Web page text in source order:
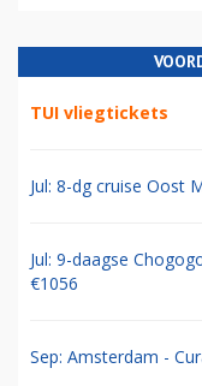
TUI vliegtickets
Jul: 8-dg cruise Oost
Jul: 9-daagse
€1056
Sep: Amsterdam -